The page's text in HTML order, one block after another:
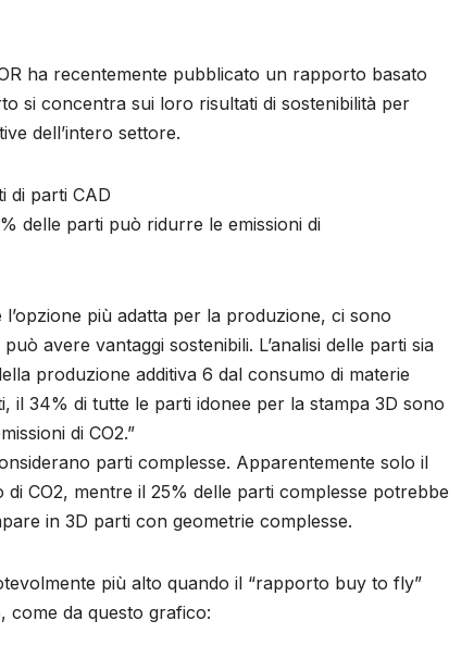
ha recentemente pubblicato un rapporto basato
si concentra sui loro risultati di sostenibilità per
dell’intero settore.
di parti CAD
delle parti può ridurre le emissioni di
più adatta per la produzione, ci sono
avere vantaggi sostenibili. L’analisi delle parti sia
produzione additiva 6 dal consumo di materie
il 34% di tutte le parti idonee per la stampa 3D sono
di CO2.”
parti complesse. Apparentemente solo il
CO2, mentre il 25% delle parti complesse potrebbe
in 3D parti con geometrie complesse.
più alto quando il “rapporto buy to fly”
come da questo grafico: